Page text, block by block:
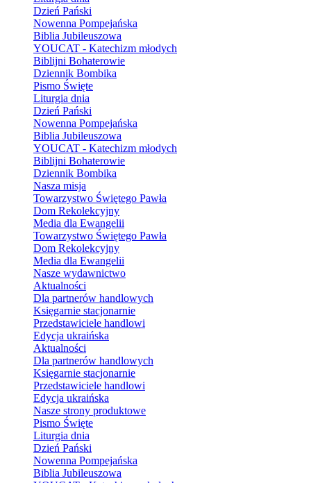
Dzień Pański
Nowenna Pompejańska
Biblia Jubileuszowa
YOUCAT - Katechizm młodych
Biblijni Bohaterowie
Dziennik Bombika
Pismo Święte
Liturgia dnia
Dzień Pański
Nowenna Pompejańska
Biblia Jubileuszowa
YOUCAT - Katechizm młodych
Biblijni Bohaterowie
Dziennik Bombika
Nasza misja
Towarzystwo Świętego Pawła
Dom Rekolekcyjny
Media dla Ewangelii
Towarzystwo Świętego Pawła
Dom Rekolekcyjny
Media dla Ewangelii
Nasze wydawnictwo
Aktualności
Dla partnerów handlowych
Księgarnie stacjonarnie
Przedstawiciele handlowi
Edycja ukraińska
Aktualności
Dla partnerów handlowych
Księgarnie stacjonarnie
Przedstawiciele handlowi
Edycja ukraińska
Nasze strony produktowe
Pismo Święte
Liturgia dnia
Dzień Pański
Nowenna Pompejańska
Biblia Jubileuszowa